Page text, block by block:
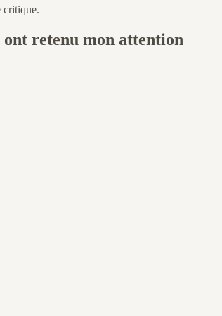
critique.
retenu mon attention